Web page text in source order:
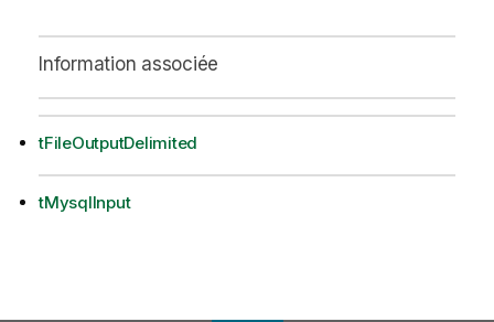
Information associée
tFileOutputDelimited
tMysqlInput